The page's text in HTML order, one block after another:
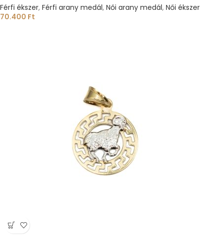
Férfi ékszer, Férfi arany medál, Női arany medál, Női ékszer
70.400 Ft